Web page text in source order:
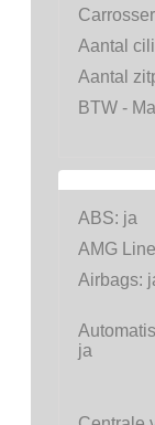
Aantal
Aantal
BTW -
ABS: ja
AMG
Airbags:
ja